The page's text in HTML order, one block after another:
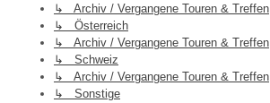
↳ Archiv / Vergangene Touren & Treffen
↳ Österreich
↳ Archiv / Vergangene Touren & Treffen
↳ Schweiz
↳ Archiv / Vergangene Touren & Treffen
↳ Sonstige